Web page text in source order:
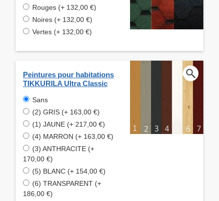
Rouges (+ 132,00 €)
Noires (+ 132,00 €)
Vertes (+ 132,00 €)
Peintures pour habitations
TIKKURILA Ultra Classic
Sans
(2) GRIS (+ 163,00 €)
(1) JAUNE (+ 217,00 €)
(4) MARRON (+ 163,00 €)
(3) ANTHRACITE (+
170,00 €)
(5) BLANC (+ 154,00 €)
(6) TRANSPARENT (+
186,00 €)